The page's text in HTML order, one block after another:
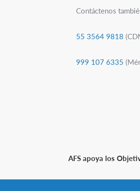
Contáctenos
55 3564 9818
999 107 6335
AFS apoya los